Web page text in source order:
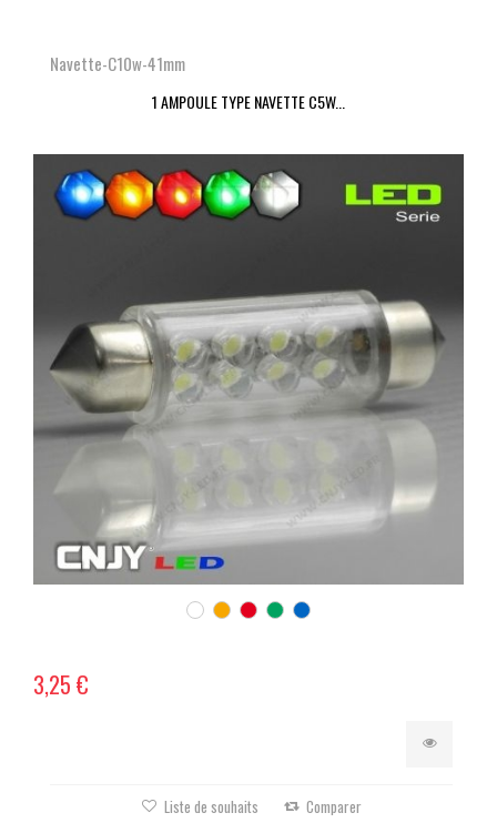
Navette-C10w-41mm
1 AMPOULE TYPE NAVETTE C5W...
3,25 €
Liste de souhaits Comparer